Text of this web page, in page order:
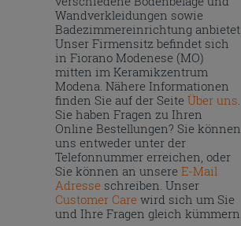
Wandverkleidungen sowie
Badezimmereinrichtung anbietet.
Unser Firmensitz befindet sich
in Fiorano Modenese (MO)
mitten im Keramikzentrum
Modena. Nähere Informationen
finden Sie auf der Seite Über uns
Sie haben Fragen zu Ihren
Online Bestellungen? Sie können
uns entweder unter der
Telefonnummer erreichen, oder
Sie können an unsere E-Mail
Adresseschreiben. Unser
Customer Carewird sich um Sie
und Ihre Fragen gleich kümmern.